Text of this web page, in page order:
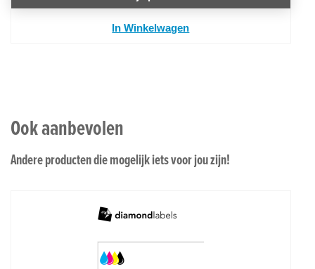
In Winkelwagen
Ook aanbevolen
Andere producten die mogelijk iets voor jou zijn!